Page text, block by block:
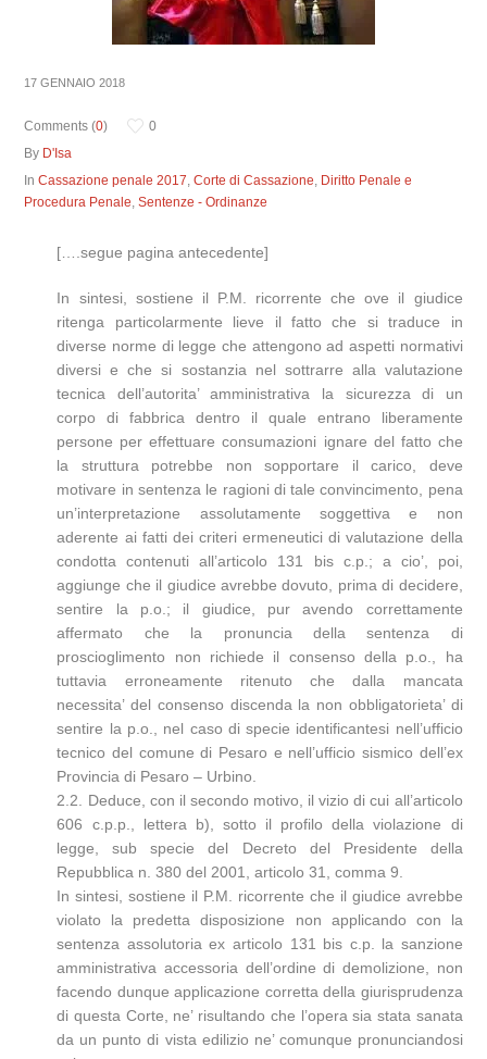
17 GENNAIO 2018
Comments (0)
0
By D'Isa
InCassazione penale 2017,Corte di Cassazione, Diritto Penale e
Procedura Penale,Sentenze - Ordinanze
[….segue pagina antecedente]
In sintesi, sostiene il P.M. ricorrente che ove il giudice
ritenga particolarmente lieve il fatto che si traduce in
diverse norme di legge che attengono ad aspetti normativi
diversi e che si sostanzia nel sottrarre alla valutazione
tecnica dell’autorita’ amministrativa la sicurezza di un
corpo di fabbrica dentro il quale entrano liberamente
persone per effettuare consumazioni ignare del fatto che
la struttura potrebbe non sopportare il carico, deve
motivare in sentenza le ragioni di tale convincimento, pena
un’interpretazione assolutamente soggettiva e non
aderente ai fatti dei criteri ermeneutici di valutazione della
condotta contenuti all’articolo 131 bis c.p.; a cio’, poi,
aggiunge che il giudice avrebbe dovuto, prima di decidere,
sentire la p.o.; il giudice, pur avendo correttamente
affermato che la pronuncia della sentenza di
proscioglimento non richiede il consenso della p.o., ha
tuttavia erroneamente ritenuto che dalla mancata
necessita’ del consenso discenda la non obbligatorieta’ di
sentire la p.o., nel caso di specie identificantesi nell’ufficio
tecnico del comune di Pesaro e nell’ufficio sismico dell’ex
Provincia di Pesaro – Urbino.
2.2. Deduce, con il secondo motivo, il vizio di cui all’articolo
606 c.p.p., lettera b), sotto il profilo della violazione di
legge, sub specie del Decreto del Presidente della
Repubblica n. 380 del 2001, articolo 31, comma 9.
In sintesi, sostiene il P.M. ricorrente che il giudice avrebbe
violato la predetta disposizione non applicando con la
sentenza assolutoria ex articolo 131 bis c.p. la sanzione
amministrativa accessoria dell’ordine di demolizione, non
facendo dunque applicazione corretta della giurisprudenza
di questa Corte, ne’ risultando che l’opera sia stata sanata
da un punto di vista edilizio ne’ comunque pronunciandosi